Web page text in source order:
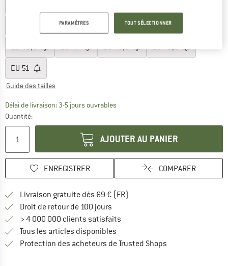
EU44 44,5 EU45
EU46,5 EU47 EU48,5 EU49,5
EU 51
Guide des tailles
Délai de livraison: 3-5 jours ouvrablesLe lien s'ouvre dans une boîte
Quantité:
AJOUTER AU PANIER
ENREGISTRER COMPARER
Livraison gratuite dès 69 € (FR)
Droit de retour de 100 jours
> 4 000 000 clients satisfaits
Tous les articles disponibles
Protection des acheteurs de Trusted Shops
PARAMÈTRES TOUT SÉLECTIONNER